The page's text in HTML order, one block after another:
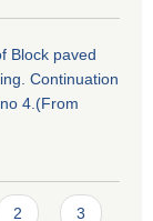
Block paved
Continuation
4.(From
2 3